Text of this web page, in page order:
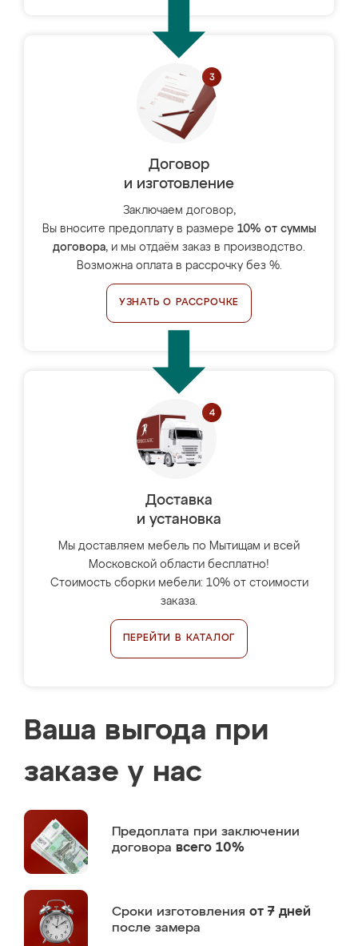
Договор
и изготовление
Заключаем договор,
Вы вносите предоплату в размере 10% от суммы
договора, и мы отдаём заказ в производство.
Возможна оплата в рассрочку без %.
УЗНАТЬ О РАССРОЧКЕ
Доставка
и установка
Мы доставляем мебель по Мытищам и всей
Московской области бесплатно!
Стоимость сборки мебели: 10% от стоимости
заказа.
ПЕРЕЙТИ В КАТАЛОГ
Ваша выгода при
заказе у нас
Предоплата при заключении
договора всего 10%
Сроки изготовления от 7 дней
после замера